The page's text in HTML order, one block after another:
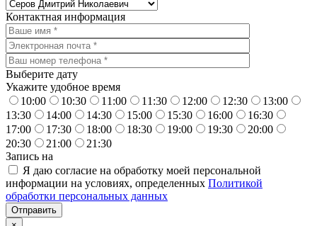
Контактная информация
Выберите дату
Укажите удобное время
10:00
10:30 11:00 11:30 12:00 12:30
13:00
13:30
14:00 14:30 15:00 15:30 16:00
16:30
17:00
17:30 18:00 18:30 19:00 19:30
20:00
20:30
21:00
21:30
Запись на
Я даю согласие на обработку моей персональной
информации на условиях, определенных Политикой
обработки персональных данных